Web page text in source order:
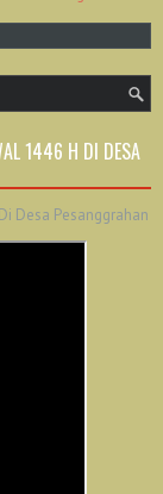
1446 H DI DESA
Desa Pesanggrahan